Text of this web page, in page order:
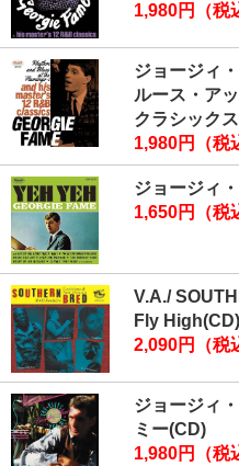
1,980円（税
ジョージィ
ルース・ア
クラシック
1,980円（税
ジョージィ
1,650円（税
V.A./
Fly High(CD)
2,090円（税
ジョージィ
ミー(CD)
1,980円（税